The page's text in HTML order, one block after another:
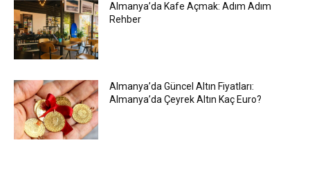
Almanya’da Kafe Açmak: Adım Adım
Rehber
Almanya’da Güncel Altın Fiyatları:
Almanya’da Çeyrek Altın Kaç Euro?